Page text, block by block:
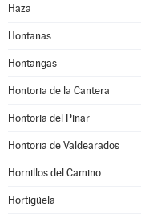
Haza
Hontanas
Hontangas
Hontoria de la Cantera
Hontoria del Pinar
Hontoria de Valdearados
Hornillos del Camino
Hortigüela